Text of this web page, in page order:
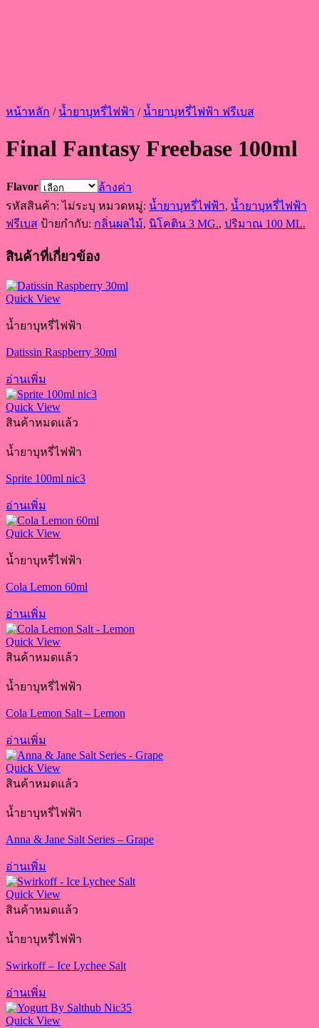
หน้าหลัก / น้ำยาบุหรี่ไฟฟ้า / น้ำยาบุหรี่ไฟฟ้า ฟรีเบส
Final Fantasy Freebase 100ml
Flavor
ล้างค่า
รหัสสินค้า:ไม่ระบุ หมวดหมู่: น้ำยาบุหรี่ไฟฟ้า, น้ำยาบุหรี่ไฟฟ้า
ฟรีเบส ป้ายกำกับ: กลิ่นผลไม้, นิโคติน 3 MG., ปริมาณ 100 ML.
สินค้าที่เกี่ยวข้อง
Quick View
น้ำยาบุหรี่ไฟฟ้า
Datissin Raspberry 30ml
อ่านเพิ่ม
Quick View
สินค้าหมดแล้ว
น้ำยาบุหรี่ไฟฟ้า
Sprite 100ml nic3
อ่านเพิ่ม
Quick View
น้ำยาบุหรี่ไฟฟ้า
Cola Lemon 60ml
อ่านเพิ่ม
Quick View
สินค้าหมดแล้ว
น้ำยาบุหรี่ไฟฟ้า
Cola Lemon Salt – Lemon
อ่านเพิ่ม
Quick View
สินค้าหมดแล้ว
น้ำยาบุหรี่ไฟฟ้า
Anna & Jane Salt Series – Grape
อ่านเพิ่ม
Quick View
สินค้าหมดแล้ว
น้ำยาบุหรี่ไฟฟ้า
Swirkoff – Ice Lychee Salt
อ่านเพิ่ม
Quick View